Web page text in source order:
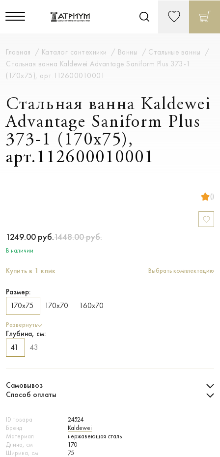
Главная Каталог сантехники Ванны
Стальные ванны
Стальная ванна Kaldewei Advantage Saniform Plus 373-1
(170x75), арт.112600010001
Стальная ванна Kaldewei
Advantage Saniform Plus
373-1 (170x75),
арт.112600010001
()
ID товара
24524
Бренд
Kaldewei
Материал
нержавеющая сталь
Длина, см
170
Ширина, см
75
1249.00 руб.1448.00руб.
В наличии
Купить в 1 клик Выбрать комплектацию
Размер:
170х75
170х70 160х70
Развернуть
Глубина, см:
41
43
Самовывоз
Способ оплаты